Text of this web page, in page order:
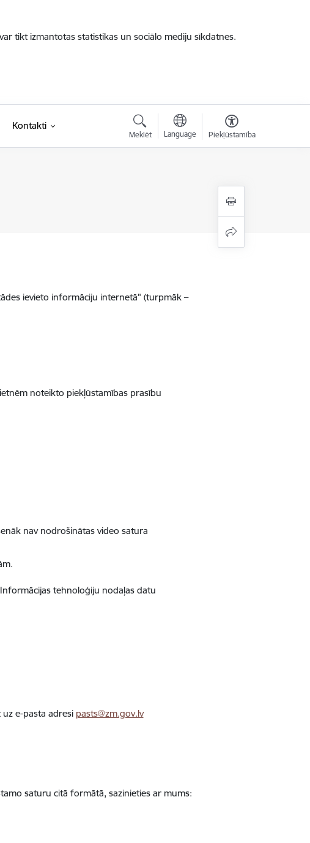
tikt izmantotas statistikas un sociālo mediju sīkdatnes.
Kontakti
Meklēt Language Piekļūstamība
ievieto informāciju internetā" (turpmāk –
noteikto piekļūstamības prasību
nav nodrošinātas video satura
tehnoloģiju nodaļas datu
e-pasta adresi pasts@zm.gov.lv
saturu citā formātā, sazinieties ar mums: